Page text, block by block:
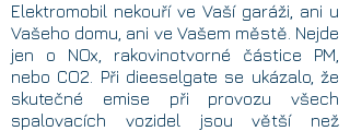
Elektromobil nekouří ve Vaší garáži, ani u
Vašeho domu, ani ve Vašem městě. Nejde
jen o NOx, rakovinotvorné částice PM,
nebo CO2. Při dieeselgate se ukázalo, že
skutečné emise při provozu všech
spalovacích vozidel jsou větší než